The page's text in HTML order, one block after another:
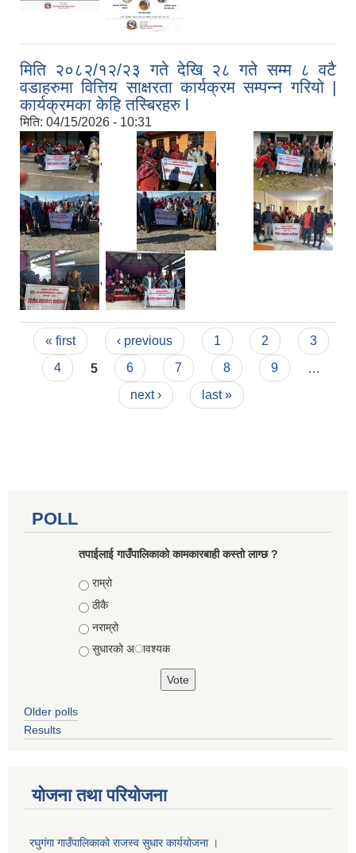
मिति २०८२/१२/२३ गते देखि २८ गते सम्म ८ वटै
वडाहरुमा वित्तिय साक्षरता कार्यक्रम सम्पन्न गरियो |
कार्यक्रमका केहि तस्बिरहरु l
मिति: 04/15/2026 - 10:31
, , ,
, , ,
,
Pages
« first ‹ previous 1 2
3
4
5 6 7 8 9
next ›
last »
POLL
तपाईलाई गाउँपालिकाको कामकारबाही कस्तो लाग्छ ?
Choices
राम्रो
ठीकै
नराम्रो
सुधारको अावश्यक
Older polls
Results
योजना तथा परियोजना
रघुगंगा गाउँपालिकाको राजस्व सुधार कार्ययोजना ।